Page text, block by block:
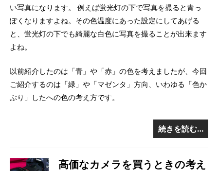
い写真になります。 例えば蛍光灯の下で写真を撮ると青っ
ぽくなりますよね。その色温度にあった設定にしてあげる
と、蛍光灯の下でも綺麗な白色に写真を撮ることが出来ます
よね。
以前紹介したのは「青」や「赤」の色を考えましたが、今回
ご紹介するのは「緑」や「マゼンタ」方向、いわゆる「色か
ぶり」したへの色の考え方です。
続きを読む…
高価なカメラを買うときの考え